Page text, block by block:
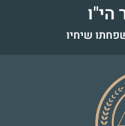
הי"ו
שיחיו